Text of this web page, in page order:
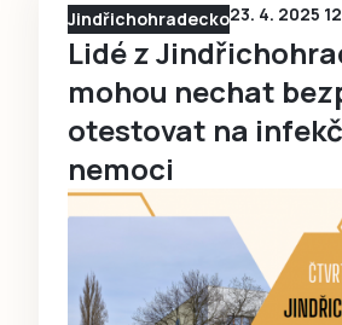
Jindřichohradecko23. 4. 2025
Lidé z
mohou nechat
otestovat na
nemoci